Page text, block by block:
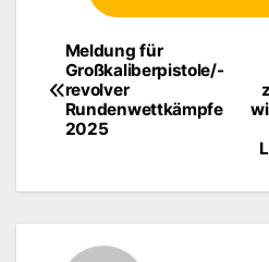
Meldung für
Großkaliberpistole/-
revolver
Rundenwettkämpfe
2025